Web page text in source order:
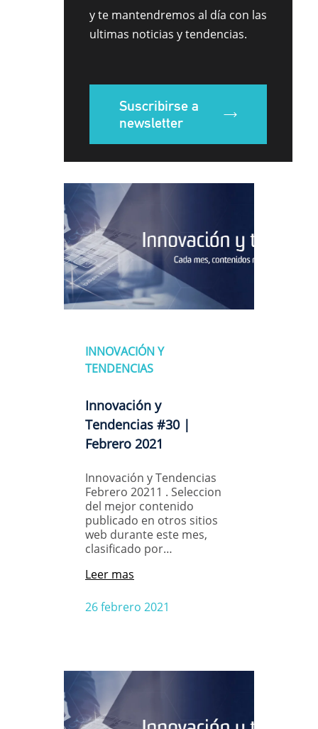
INNOVACIÓN Y
TENDENCIAS
Innovación y
Tendencias #30 |
Febrero 2021
Innovación y Tendencias
Febrero 20211 . Seleccion
del mejor contenido
publicado en otros sitios
web durante este mes,
clasificado por…
26 febrero 2021
Leer mas
y te mantendremos al día con las
ultimas noticias y tendencias.
Suscribirse a
newsletter